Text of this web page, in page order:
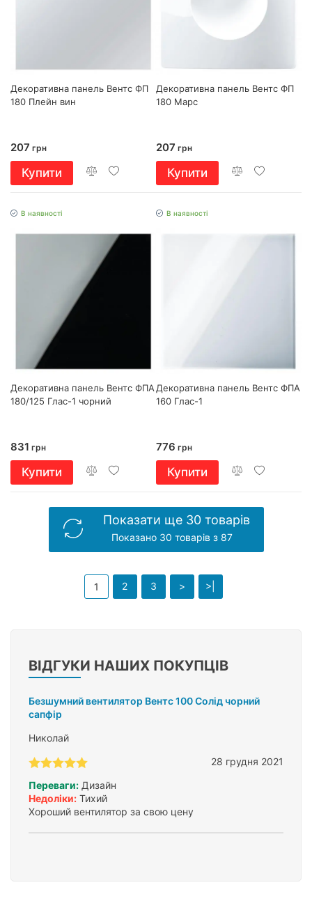
Декоративна панель Вентс ФП
180 Плейн вин
207 грн
Купити
Декоративна панель Вентс ФП
180 Марс
207 грн
Купити
В наявності
Декоративна панель Вентс ФПА
180/125 Глас-1 чорний
831 грн
Купити
В наявності
Декоративна панель Вентс ФПА
160 Глас-1
776 грн
Купити
Показати ще 30 товарів
Показано 30 товарів з 87
1 2 3 > >|
ВІДГУКИ НАШИХ ПОКУПЦІВ
Безшумний вентилятор Вентс 100 Солід чорний
сапфір
Николай
28 грудня 2021
Переваги: Дизайн
Недоліки: Тихий
Хороший вентилятор за свою цену